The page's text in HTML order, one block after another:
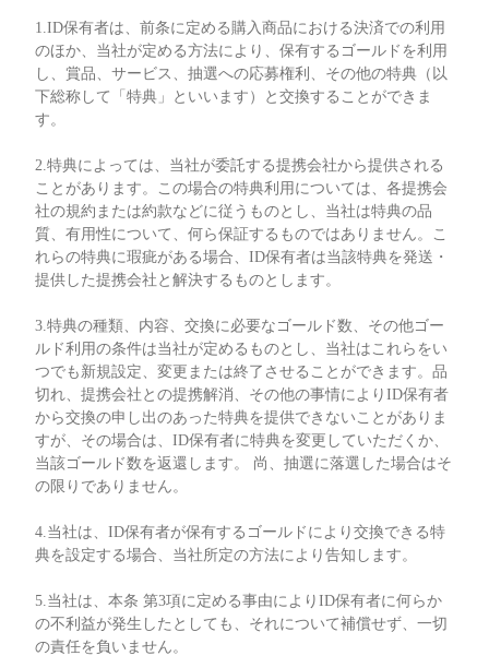
1.ID保有者は、前条に定める購入商品における決済での利用
のほか、当社が定める方法により、保有するゴールドを利用
し、賞品、サービス、抽選への応募権利、その他の特典（以
下総称して「特典」といいます）と交換することができま
す。
2.特典によっては、当社が委託する提携会社から提供される
ことがあります。この場合の特典利用については、各提携会
社の規約または約款などに従うものとし、当社は特典の品
質、有用性について、何ら保証するものではありません。こ
れらの特典に瑕疵がある場合、ID保有者は当該特典を発送・
提供した提携会社と解決するものとします。
3.特典の種類、内容、交換に必要なゴールド数、その他ゴー
ルド利用の条件は当社が定めるものとし、当社はこれらをい
つでも新規設定、変更または終了させることができます。品
切れ、提携会社との提携解消、その他の事情によりID保有者
から交換の申し出のあった特典を提供できないことがありま
すが、その場合は、ID保有者に特典を変更していただくか、
当該ゴールド数を返還します。 尚、抽選に落選した場合はそ
の限りでありません。
4.当社は、ID保有者が保有するゴールドにより交換できる特
典を設定する場合、当社所定の方法により告知します。
5.当社は、本条 第3項に定める事由によりID保有者に何らか
の不利益が発生したとしても、それについて補償せず、一切
の責任を負いません。